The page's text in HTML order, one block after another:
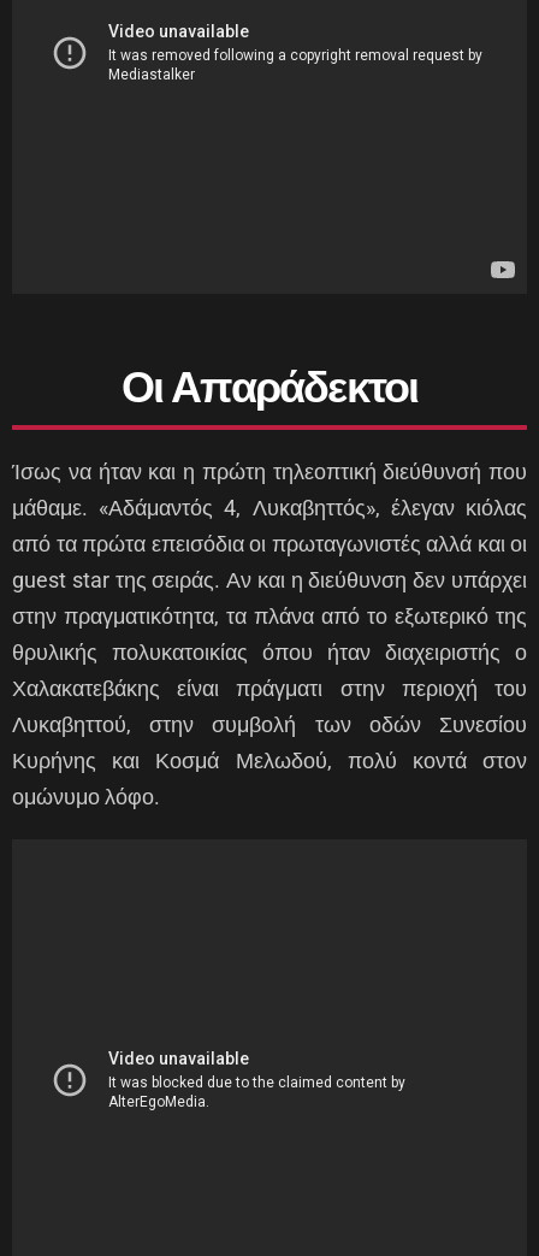
Οι Απαράδεκτοι
Ίσως να ήταν και η πρώτη τηλεοπτική διεύθυνσή που
μάθαμε. «Αδάμαντός 4, Λυκαβηττός», έλεγαν κιόλας
από τα πρώτα επεισόδια οι πρωταγωνιστές αλλά και οι
guest star της σειράς. Αν και η διεύθυνση δεν υπάρχει
στην πραγματικότητα, τα πλάνα από το εξωτερικό της
θρυλικής πολυκατοικίας όπου ήταν διαχειριστής ο
Χαλακατεβάκης είναι πράγματι στην περιοχή του
Λυκαβηττού, στην συμβολή των οδών Συνεσίου
Κυρήνης και Κοσμά Μελωδού, πολύ κοντά στον
ομώνυμο λόφο.